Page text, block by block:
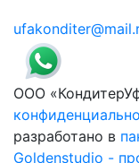
ООО
разработано в
Goldenstudio -